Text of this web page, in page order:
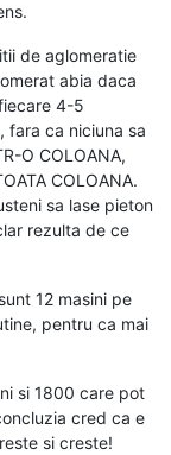
de aglomeratie
abia daca
4-5
fara ca niciuna sa
O COLOANA,
COLOANA.
sa lase pieton
rezulta de ce
12 masini pe
pentru ca mai
si 1800 care pot
cred ca e
si creste!